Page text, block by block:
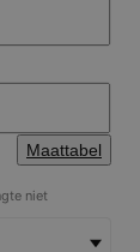
Maattabel
niet